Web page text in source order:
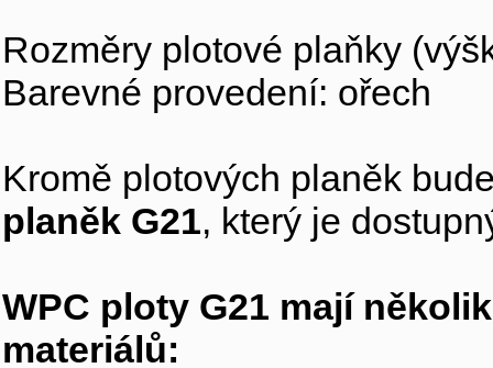
Rozměry plotové plaňky
Barevné provedení: ořech
Kromě plotových planěk
planěk G21, který je
WPC ploty G21 mají
materiálů: